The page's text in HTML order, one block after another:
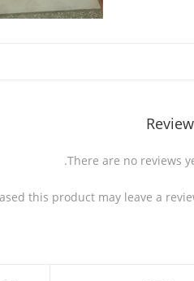
There are no reviews
this product may leave a